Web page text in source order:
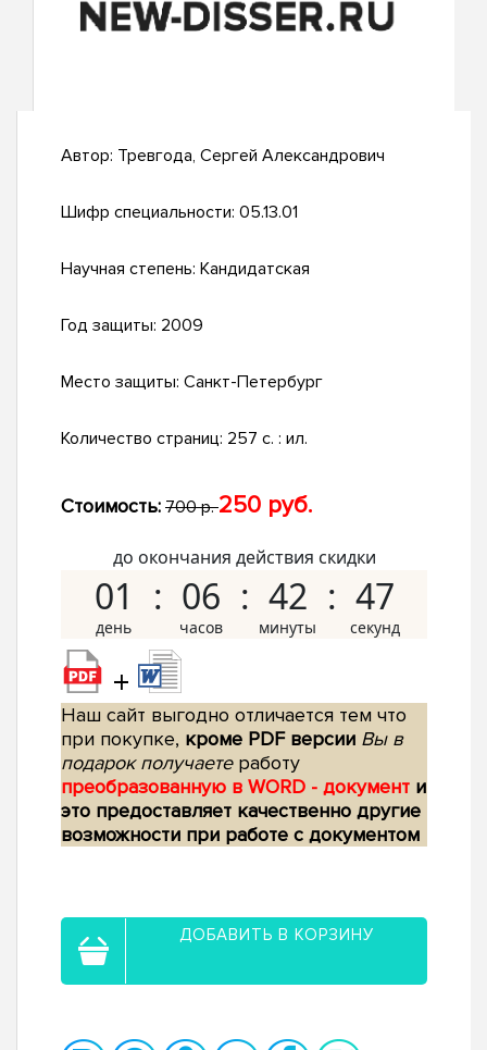
Автор: Тревгода, Сергей Александрович
Шифр специальности: 05.13.01
Научная степень: Кандидатская
Год защиты: 2009
Место защиты: Санкт-Петербург
Количество страниц: 257 с. : ил.
Стоимость: 700 р.250 руб.
до окончания действия скидки
01 06 42 46
+
Наш сайт выгодно отличается тем что
при покупке, кроме PDF версии Вы в
подарок получаетеработу
преобразованную в WORD - документ и
это предоставляет качественно другие
возможности при работе с документом
ДОБАВИТЬ В КОРЗИНУ